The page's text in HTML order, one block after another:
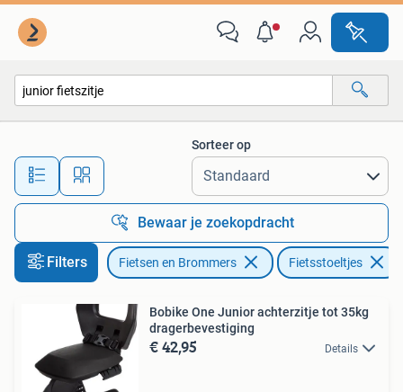
Alle afstanden…
Sorteer op
Bewaar je zoekopdracht
Filters Fietsen en Brommers Fietsstoeltjes
Bobike One Junior achterzitje tot 35kg
dragerbevestiging
€ 42,95 Details